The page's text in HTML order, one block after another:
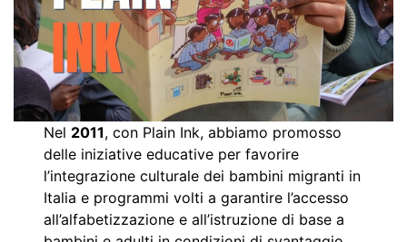
Nel 2011, con Plain Ink, abbiamo promosso
delle iniziative educative per favorire
l’integrazione culturale dei bambini migranti in
Italia e programmi volti a garantire l’accesso
all’alfabetizzazione e all’istruzione di base a